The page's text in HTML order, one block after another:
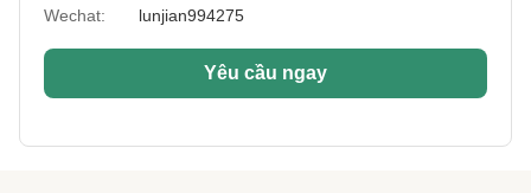
Warranty: 15 năm
Surface
HDG hoặc sơn
Protection:
Wechat:
lunjian994275
Yêu cầu ngay